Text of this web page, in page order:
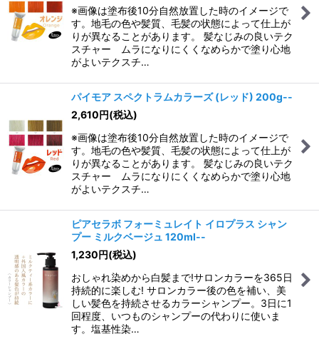
※画像は塗布後10分自然放置した時のイメージで
す。地毛の色や髪質、毛髪の状態によって仕上が
りが異なることがあります。 髪なじみの良いテク
スチャー ムラになりにくくなめらかで塗り心地
がよいテクスチ…
パイモア スペクトラムカラーズ (レッド) 200g--
2,610円(税込)
※画像は塗布後10分自然放置した時のイメージで
す。地毛の色や髪質、毛髪の状態によって仕上が
りが異なることがあります。 髪なじみの良いテク
スチャー ムラになりにくくなめらかで塗り心地
がよいテクスチ…
ピアセラボ フォーミュレイト イロプラス シャン
プー ミルクベージュ 120ml--
1,230円(税込)
おしゃれ染めから白髪まで!サロンカラーを365日
持続的に楽しむ! サロンカラー後の色を補い、美
しい髪色を持続させるカラーシャンプー。3日に1
回程度、いつものシャンプーの代わりに使いま
す。塩基性染…